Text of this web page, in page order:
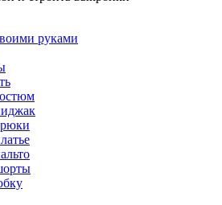
руками